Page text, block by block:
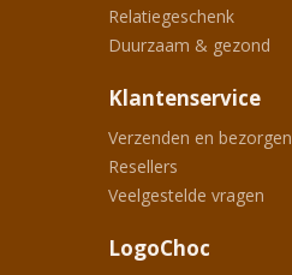
Relatiegeschenk
Duurzaam & gezond
Klantenservice
Verzenden en bezorgen
Resellers
Veelgestelde vragen
LogoChoc